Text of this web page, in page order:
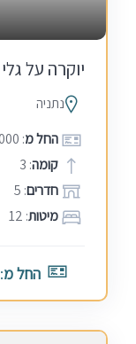
יוקרה על
נתניה
החל מ: 4,000 ₪
קומה: 3
חדרים: 5
מיטות: 12
החל מ: 4,000 ₪